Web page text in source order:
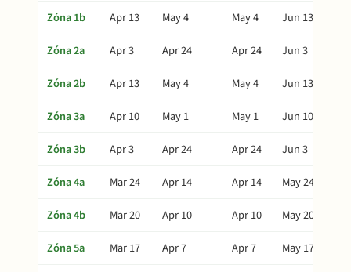
Zóna 1b
Apr 13 May 4 May 4
Jun 13
Zóna 2a
Apr 3 Apr 24 Apr 24
Jun 3
Zóna 2b
Apr 13 May 4 May 4
Jun 13
Zóna 3a
Apr 10 May 1 May 1
Jun 10
Zóna 3b
Apr 3 Apr 24 Apr 24
Jun 3
Zóna 4a
Mar 24 Apr 14 Apr 14
May 24
Zóna 4b
Mar 20 Apr 10 Apr 10
May 20
Zóna 5a
Mar 17 Apr 7 Apr 7
May 17